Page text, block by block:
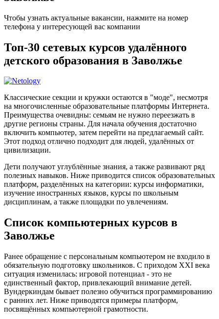
Чтобы узнать актуальные вакансии, нажмите на номер
телефона у интересующей вас компании
Топ-30 сетевых курсов удалённого
детского образования в Заволжье
Классические секции и кружки остаются в "моде", несмотря
на многочисленные образовательные платформы Интернета.
Преимущества очевидны: семьям не нужно переезжать в
другие регионы страны. Для начала обучения достаточно
включить компьютер, затем перейти на предлагаемый сайт.
Этот подход отлично подходит для людей, удалённых от
цивилизации.
Дети получают углублённые знания, а также развивают ряд
полезных навыков. Ниже приводится список образовательных
платформ, разделённых на категории: курсы информатики,
изучение иностранных языков, курсы по школьным
дисциплинам, а также площадки по увлечениям.
Список компьютерных курсов в
Заволжье
Ранее обращение с персональным компьютером не входило в
обязательную подготовку школьников. С приходом XXI века
ситуация изменилась: игровой потенциал - это не
единственный фактор, привлекающий внимание детей.
Вундеркиндам бывает полезно обучиться программированию
с ранних лет. Ниже приводятся примеры платформ,
посвящённых компьютерной грамотности.